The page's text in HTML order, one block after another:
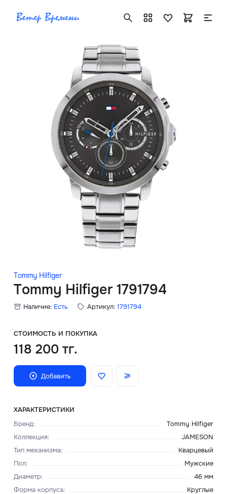
Tommy Hilfiger
Tommy Hilfiger 1791794
Наличие: Есть Артикул: 1791794
СТОИМОСТЬ И ПОКУПКА
118 200 тг.
Добавить
ХАРАКТЕРИСТИКИ
Бренд:
Tommy Hilfiger
Коллекция:
JAMESON
Тип механизма:
Кварцевый
Пол:
Мужские
Диаметр:
46 мм
Форма корпуса:
Круглые
+7 ( 705 ) 181-42-50
info@vetervremeni.kz
Авторизация
Каталог
Мужские часы
Женские часы
Скидки
Главная
О нас